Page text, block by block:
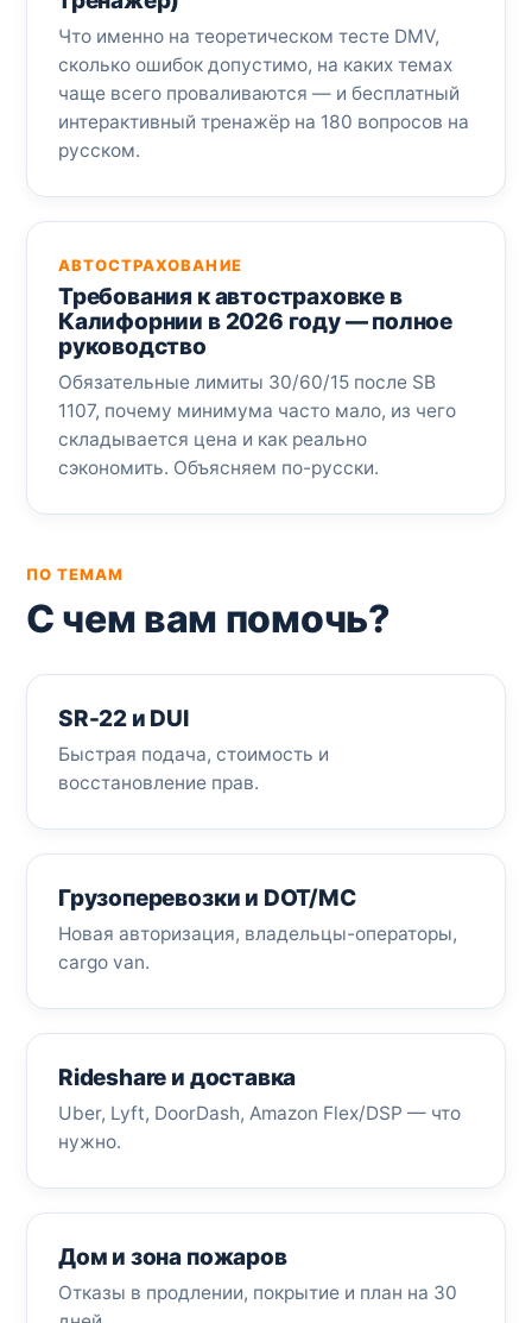
Что именно на теоретическом тесте DMV,
сколько ошибок допустимо, на каких темах
чаще всего проваливаются — и бесплатный
интерактивный тренажёр на 180 вопросов на
русском.
АВТОСТРАХОВАНИЕ
Требования к автостраховке в
Калифорнии в 2026 году — полное
руководство
Обязательные лимиты 30/60/15 после SB
1107, почему минимума часто мало, из чего
складывается цена и как реально
сэкономить. Объясняем по-русски.
ПО ТЕМАМ
С чем вам помочь?
SR-22 и DUI
Быстрая подача, стоимость и
восстановление прав.
Грузоперевозки и DOT/MC
Новая авторизация, владельцы-операторы,
cargo van.
Rideshare и доставка
Uber, Lyft, DoorDash, Amazon Flex/DSP — что
нужно.
Дом и зона пожаров
Отказы в продлении, покрытие и план на 30